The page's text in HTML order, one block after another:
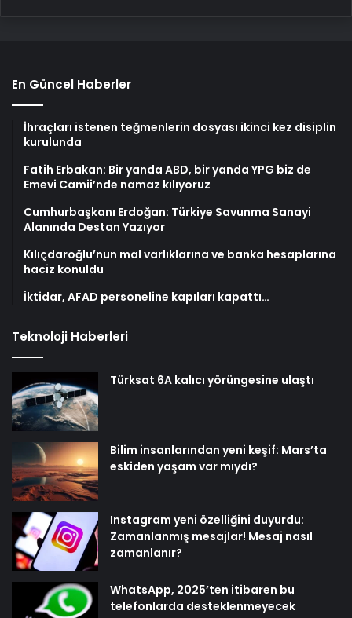
En Güncel Haberler
İhraçları istenen teğmenlerin dosyası ikinci kez disiplin
kurulunda
Fatih Erbakan: Bir yanda ABD, bir yanda YPG biz de
Emevi Camii’nde namaz kılıyoruz
Cumhurbaşkanı Erdoğan: Türkiye Savunma Sanayi
Alanında Destan Yazıyor
Kılıçdaroğlu’nun mal varlıklarına ve banka hesaplarına
haciz konuldu
İktidar, AFAD personeline kapıları kapattı…
Teknoloji Haberleri
Türksat 6A kalıcı yörüngesine ulaştı
Bilim insanlarından yeni keşif: Mars’ta
eskiden yaşam var mıydı?
Instagram yeni özelliğini duyurdu:
Zamanlanmış mesajlar! Mesaj nasıl
zamanlanır?
WhatsApp, 2025’ten itibaren bu
telefonlarda desteklenmeyecek